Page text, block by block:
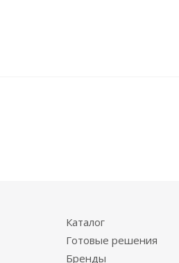
Каталог
Готовые решения
Бренды